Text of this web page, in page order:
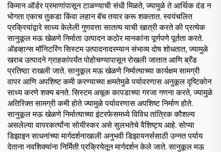
किमान ऑर्डर प्रमाणांपासून टाळण्याची संधी मिळते, ज्यामुळे ते आर्थिक दंड न
भोगता एकाच तुकडा किंवा लहान बॅच तयार करू शकतात. स्वयंचलित
प्रक्रियांद्वारे साध्य केलेली गुणवत्ता सातत्य याची खात्री करते की प्रत्येक
सानुकूल मऊ खेळणे निर्माता उत्पादन कठोर मानकांना पूर्णपणे पूर्तता करते.
अ‍ॅडव्हान्स मॉनिटरिंग सिस्टम उत्पादनादरम्यान संभाव्य दोष शोधतात, ज्यामुळे
खराब उत्पादने ग्राहकांपर्यंत पोहोचण्यापासून रोखली जातात आणि ब्रँड
प्रतिष्ठा राखली जाते. सानुकूल मऊ खेळणे निर्मात्याच्या कार्यक्षम सामग्री
वापर आणि अपशिष्ट कमी करण्याच्या क्षमतेमुळे पर्यावरणास अनुकूल दृष्टिकोन
साध्य करणे शक्य बनते. सिस्टम अचूक कापडाच्या गरजा गणना करते, ज्यामुळे
अतिरिक्त सामग्री कमी होते ज्यामुळे पर्यावरणास अपशिष्ट निर्माण होते.
सानुकूल मऊ खेळणे निर्मात्याच्या इंटरफेसमध्ये विविध तांत्रिक कौशल्य
असलेल्या वापरकर्त्यांना सोयीस्कर असे सुलभतेचे वैशिष्ट्य आहे. सोप्या
डिझाइन साधनांच्या मार्गदर्शनाखाली अनुभवी डिझायनर्ससाठी उन्नत पर्याय
देताना नवशिक्यांना निर्मिती प्रक्रियेतून मार्गदर्शन केले जाते. सानुकूल मऊ